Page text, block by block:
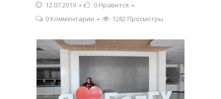
12.07.2019 0 Нравится
0 Комментарии
1282 Просмотры